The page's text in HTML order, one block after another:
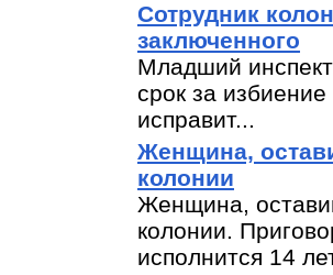
Сотрудник
заключенного
Младший
срок за
исправит...
Женщина,
колонии
Женщина,
колонии.
исполнится 14